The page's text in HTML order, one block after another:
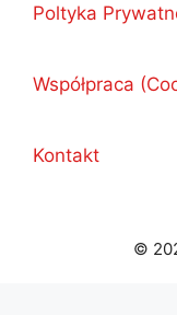
Poltyka
Współpraca
Kontakt
©